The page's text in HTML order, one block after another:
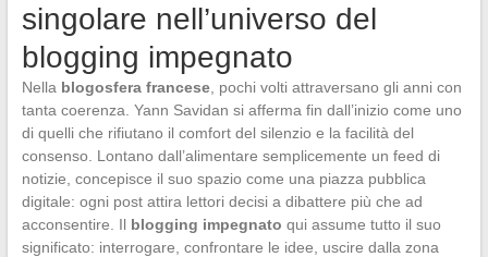
singolare nell’universo del
blogging impegnato
Nella blogosfera francese, pochi volti attraversano gli anni con
tanta coerenza. Yann Savidan si afferma fin dall’inizio come uno
di quelli che rifiutano il comfort del silenzio e la facilità del
consenso. Lontano dall’alimentare semplicemente un feed di
notizie, concepisce il suo spazio come una piazza pubblica
digitale: ogni post attira lettori decisi a dibattere più che ad
acconsentire. Il blogging impegnato qui assume tutto il suo
significato: interrogare, confrontare le idee, uscire dalla zona